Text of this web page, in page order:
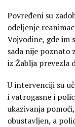
Povređeni su
odeljenje
Vojvodine, gde im
sada nije poznato
iz Žablja prevezla
U intervenciji su
i vatrogasne i
ukazivanja
obustavljen, a